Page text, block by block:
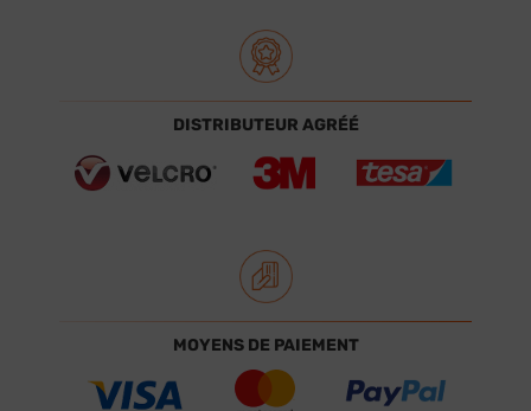
DISTRIBUTEUR AGRÉÉ
MOYENS DE PAIEMENT